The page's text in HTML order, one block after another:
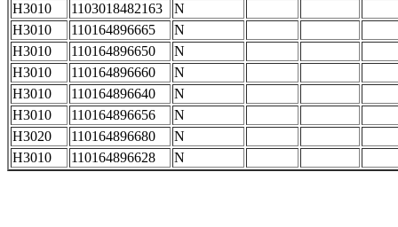
H3010
1103018482163
N
H3010
110164896665
N
H3010
110164896650
N
H3010
110164896660
N
H3010
110164896640
N
H3010
110164896656
N
H3020
110164896680
N
H3010
110164896628 N